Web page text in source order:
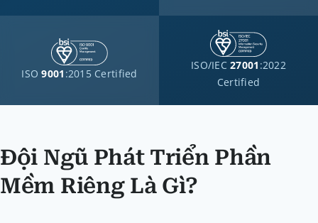
ISO9001 :2015 Certified
ISO/IEC27001 :2022
Certified
Đội Ngũ Phát Triển Phần
Mềm Riêng Là Gì?